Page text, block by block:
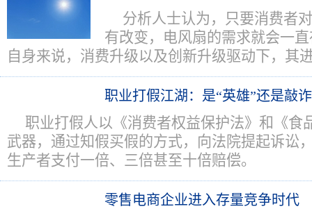
分析人士认为，只要消费者
有改变，电风扇的需求就会一
自身来说，消费升级以及创新升级驱动下，其
职业打假江湖：是“英雄”还是敲
职业打假人以《消费者权益保护法》和《食
武器，通过知假买假的方式，向法院提起诉讼
生产者支付一倍、三倍甚至十倍赔偿。
零售电商企业进入存量竞争时代